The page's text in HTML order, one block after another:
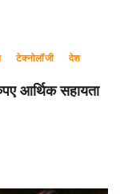
टेक्नोलॉजी
देश
आर्थिक सहायता